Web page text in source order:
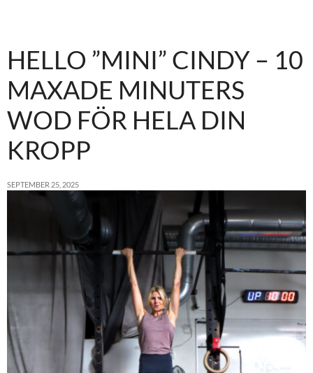
HELLO ”MINI” CINDY – 10
MAXADE MINUTERS
WOD FÖR HELA DIN
KROPP
SEPTEMBER 25, 2025